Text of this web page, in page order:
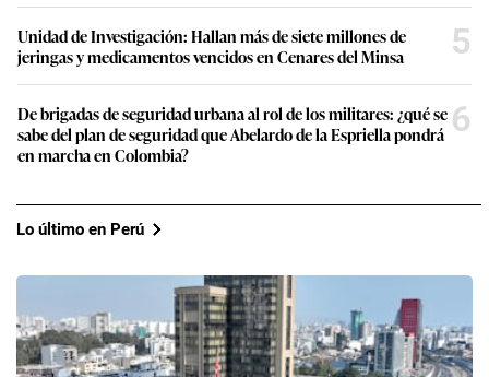
Lo último en Perú
Petro-Perú sorprende con una nueva
reorganización de su estructura gerencial a